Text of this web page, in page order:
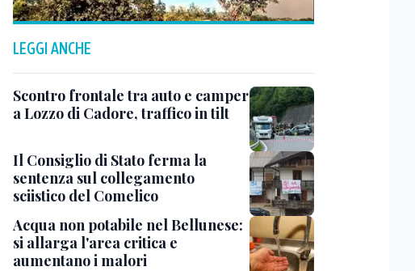
LEGGI ANCHE
Scontro frontale tra auto e camper
a Lozzo di Cadore, traffico in tilt
Il Consiglio di Stato ferma la
sentenza sul collegamento
sciistico del Comelico
Acqua non potabile nel Bellunese:
si allarga l'area critica e
aumentano i malori